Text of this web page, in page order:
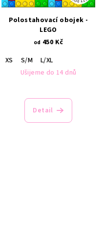
Polostahovací obojek -
LEGO
od 450 Kč
XS
S/M
L/XL
Ušijeme do 14 dnů
Detail